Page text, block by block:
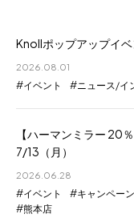
Knollポップアップイ
2026.08.01
イベント ニュース/イ
【ハーマンミラー 20
7/13（月）
2026.06.28
イベント キャンペーン
熊本店